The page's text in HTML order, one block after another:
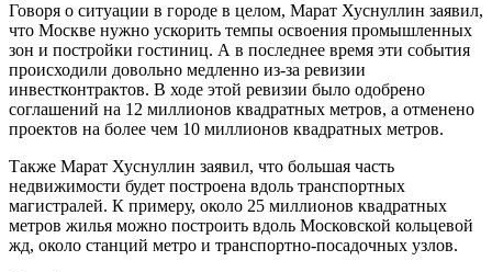
Говоря о ситуации в городе в целом, Марат Хуснуллин заявил,
что Москве нужно ускорить темпы освоения промышленных
зон и постройки гостиниц. А в последнее время эти события
происходили довольно медленно из-за ревизии
инвестконтрактов. В ходе этой ревизии было одобрено
соглашений на 12 миллионов квадратных метров, а отменено
проектов на более чем 10 миллионов квадратных метров.
Также Марат Хуснуллин заявил, что большая часть
недвижимости будет построена вдоль транспортных
магистралей. К примеру, около 25 миллионов квадратных
метров жилья можно построить вдоль Московской кольцевой
жд, около станций метро и транспортно-посадочных узлов.